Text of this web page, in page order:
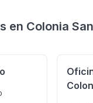
en Colonia